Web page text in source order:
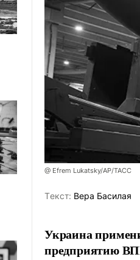
@ Efrem Lukatsky/AP/ТАСС
Tекст: Вера Басилая
Украина
предприятию